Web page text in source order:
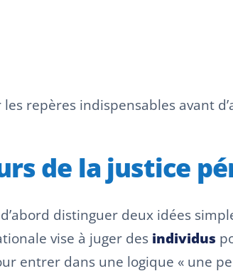
repères indispensables avant
de la justice
distinguer deux idées
vise à juger des individus
entrer dans une logique « une